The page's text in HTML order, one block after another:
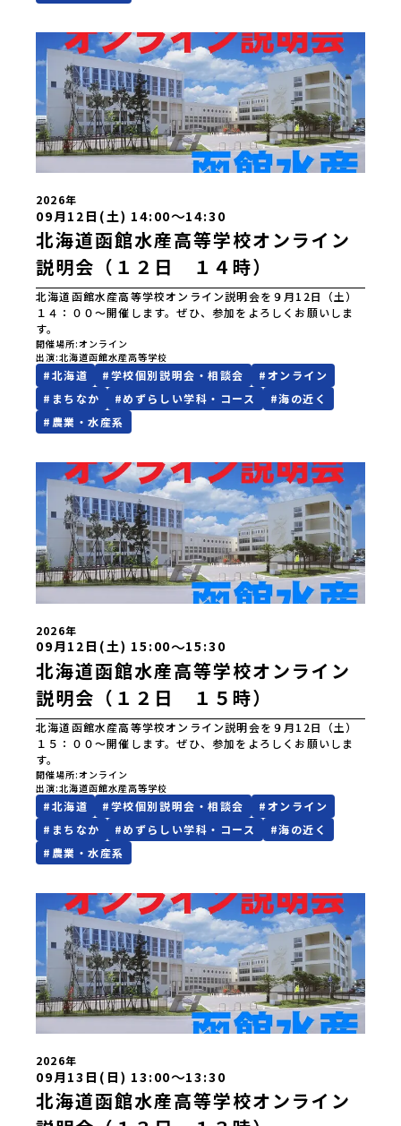
2026年
09月12日(土) 14:00〜14:30
北海道函館水産高等学校オンライン
説明会（１２日 １４時）
北海道函館水産高等学校オンライン説明会を９月12日（土）
１４：００～開催します。ぜひ、参加をよろしくお願いしま
す。
開催場所 オンライン
出演 北海道函館水産高等学校
#北海道 #学校個別説明会・相談会 #オンライン
# まちなか #めずらしい学科・コース #海の近く
# 農業・水産系
2026年
09月12日(土) 15:00〜15:30
北海道函館水産高等学校オンライン
説明会（１２日 １５時）
北海道函館水産高等学校オンライン説明会を９月12日（土）
１５：００～開催します。ぜひ、参加をよろしくお願いしま
す。
開催場所 オンライン
出演 北海道函館水産高等学校
#北海道 #学校個別説明会・相談会 #オンライン
# まちなか #めずらしい学科・コース #海の近く
# 農業・水産系
2026年
09月13日(日) 13:00〜13:30
北海道函館水産高等学校オンライン